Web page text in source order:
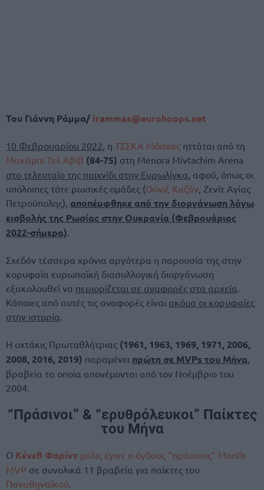
Του Γιάννη Ράμμα/ irammas@eurohoops.net
10 Φεβρουαρίου 2022, η ΤΣΣΚΑ Μόσχας ηττάται από τη
Μακάμπι Τελ Αβίβ (84-75) στη Menora Mivtachim Arena
στο τελευταίο της παιχνίδι στην Ευρωλίγκα, αφού, όπως οι
υπόλοιπες τότε ρωσικές ομάδες (Ούνιξ Καζάν, Ζενίτ Αγίας
Πετρούπολης), αποπέμφθηκε από την διοργάνωση λόγω
εισβολής της Ρωσίας στην Ουκρανία (Φεβρουάριος
2022-σήμερα).
Σχεδόν τέσσερα χρόνια αργότερα η παρουσία της στην
κορυφαία ευρωπαϊκή διασυλλογική διοργάνωση
εξακολουθεί να περιορίζεται σε αναφορές στα αρχεία.
Κάποιες από αυτές τις αναφορές είναι ακόμα οι κορυφαίες
στην ιστορία.
Η οχτάκις Πρωταθλήτριας (1961, 1963, 1969, 1971, 2006,
2008, 2016, 2019) παραμένει πρώτη σε MVPs του Μήνα
βραβεία τα οποία απονέμονται από τον Νοέμβριο του
2004.
“Πράσινοι” & “ερυθρόλευκοι” Παίκτες
του Μήνα
Ο Κένεθ Φαρίντ μόλις έγινε ο όγδοος “πράσινος” Month
MVP σε συνολικά 11 βραβεία για παίκτες του
Παναθηναϊκού